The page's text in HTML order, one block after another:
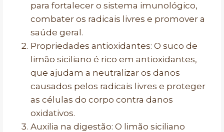
para fortalecer o sistema imunológico,
combater os radicais livres e promover a
saúde geral.
Propriedades antioxidantes: O suco de
limão siciliano é rico em antioxidantes,
que ajudam a neutralizar os danos
causados pelos radicais livres e proteger
as células do corpo contra danos
oxidativos.
Auxilia na digestão: O limão siciliano